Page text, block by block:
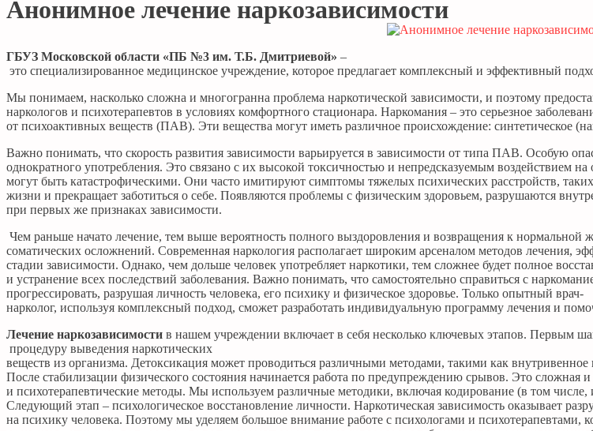
Анонимное лечение наркозависимости
ГБУЗ Московской области «ПБ №3 им. Т.Б. Дмитриевой» –
это специализированное медицинское учреждение, которое предлагает комплексный и эффективный
Мы понимаем, насколько сложна и многогранна проблема наркотической зависимости, и поэтому
наркологов и психотерапевтов в условиях комфортного стационара. Наркомания – это серьезное
от психоактивных веществ (ПАВ). Эти вещества могут иметь различное происхождение: синтетическое
Важно понимать, что скорость развития зависимости варьируется в зависимости от типа ПАВ. Особую
однократного употребления. Это связано с их высокой токсичностью и непредсказуемым воздействием
могут быть катастрофическими. Они часто имитируют симптомы тяжелых психических расстройств,
жизни и прекращает заботиться о себе. Появляются проблемы с физическим здоровьем, разрушаются
при первых же признаках зависимости.
Чем раньше начато лечение, тем выше вероятность полного выздоровления и возвращения к нормальной
соматических осложнений. Современная наркология располагает широким арсеналом методов лечения,
стадии зависимости. Однако, чем дольше человек употребляет наркотики, тем сложнее будет полное
и устранение всех последствий заболевания. Важно понимать, что самостоятельно справиться с
прогрессировать, разрушая личность человека, его психику и физическое здоровье. Только опытный врач-
нарколог, используя комплексный подход, сможет разработать индивидуальную программу лечения и
Лечение наркозависимости в нашем учреждении включает в себя несколько ключевых этапов. Первым
процедуру выведения наркотических
веществ из организма. Детоксикация может проводиться различными методами, такими как
После стабилизации физического состояния начинается работа по предупреждению срывов. Это сложная
и психотерапевтические методы. Мы используем различные методики, включая кодирование (в том
Следующий этап – психологическое восстановление личности. Наркотическая зависимость оказывает
на психику человека. Поэтому мы уделяем большое внимание работе с психологами и психотерапевтами,